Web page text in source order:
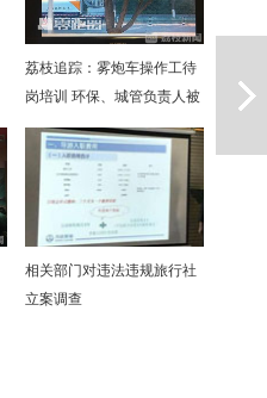
荔枝追踪：雾炮车操作工待
岗培训 环保、城管负责人被
约谈
相关部门对违法违规旅行社
立案调查